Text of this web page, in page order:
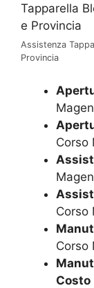
Assistenza
Provincia
Corso
Corso
Corso
Costo